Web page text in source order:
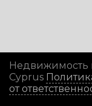
Недвижимость
Cyprus
от